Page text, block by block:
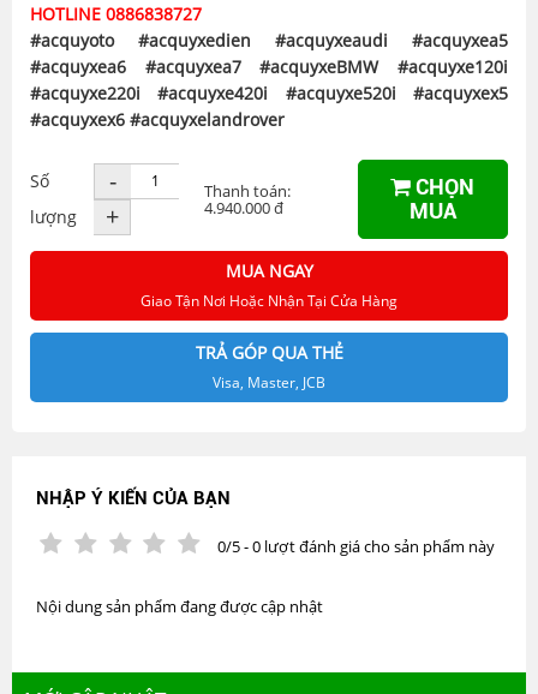
HOTLINE 0886838727
#acquyoto #acquyxedien #acquyxeaudi #acquyxea5
#acquyxea6 #acquyxea7 #acquyxeBMW #acquyxe120i
#acquyxe220i #acquyxe420i #acquyxe520i #acquyxex5
#acquyxex6 #acquyxelandrover
Số
lượng
-
+
Thanh toán:
4.940.000 đ
CHỌN
MUA
MUA NGAY
Giao Tận Nơi Hoặc Nhận Tại Cửa Hàng
TRẢ GÓP QUA THẺ
Visa, Master, JCB
NHẬP Ý KIẾN CỦA BẠN
0/5 - 0 lượt đánh giá cho sản phẩm này
Nội dung sản phẩm đang được cập nhật